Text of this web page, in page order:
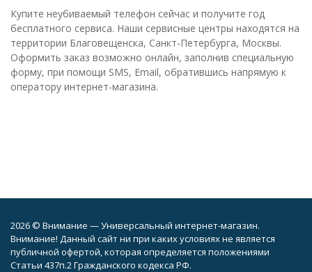
Купите неубиваемый телефон сейчас и получите год
бесплатного сервиса. Наши сервисные центры находятся на
территории Благовещенска, Санкт-Петербурга, Москвы.
Оформить заказ возможно онлайн, заполнив специальную
форму, при помощи SMS, Email, обратившись напрямую к
оператору интернет-магазина.
2026 © Внимание — Универсальный интернет-магазин.
Внимание! Данный сайт ни при каких условиях не является
публичной офертой, которая определяется положениями
Статьи 437п.2 Гражданского кодекса РФ.